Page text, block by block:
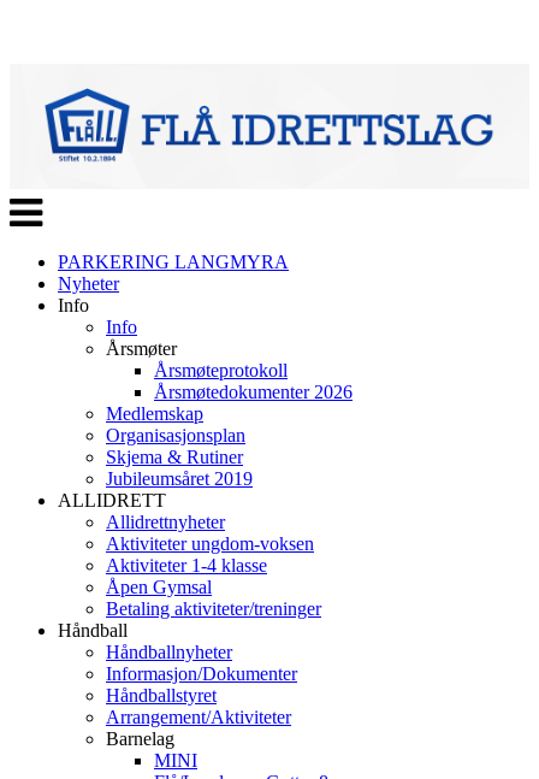
Veksle
navigasjon
PARKERING LANGMYRA
Nyheter
Info
Info
Årsmøter
Årsmøteprotokoll
Årsmøtedokumenter 2026
Medlemskap
Organisasjonsplan
Skjema & Rutiner
Jubileumsåret 2019
ALLIDRETT
Allidrettnyheter
Aktiviteter ungdom-voksen
Aktiviteter 1-4 klasse
Åpen Gymsal
Betaling aktiviteter/treninger
Håndball
Håndballnyheter
Informasjon/Dokumenter
Håndballstyret
Arrangement/Aktiviteter
Barnelag
MINI